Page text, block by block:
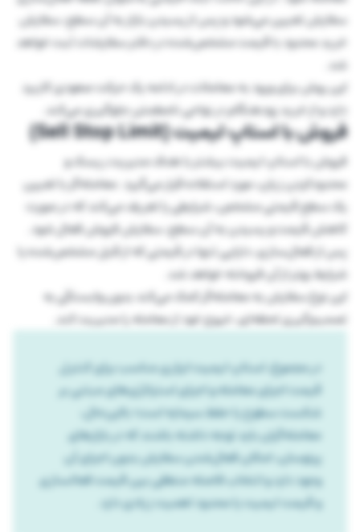
سفارش تعیین می‌شود و پس از رسیدن بازار به آن سطح، سفارش
خرید محدود با قیمت مشخص‌شده در دفتر سفارشات ثبت خواهد
شد.
این روش برای ورود به معاملات در ادامه یک حرکت صعودی کاربرد
دارد و از خرید زودهنگام در نواحی نامطمئن جلوگیری می‌کند.
فروش با استاپ لیمیت (Sell Stop Limit)
فروش با استاپ لیمیت بیشتر با هدف مدیریت ریسک و
محدودکردن زیان، مورد استفاده قرار می‌گیرد. معامله‌گر با تعیین
یک سطح قیمتی مشخص، شرایطی را تعریف می‌کند که در صورت
کاهش قیمت و رسیدن به آن سطح، سفارش فروش فعال شود.
پس از فعال‌سازی، دارایی تنها در قیمتی که از قبل مشخص‌شده یا
شرایط بهتر از آن فروخته خواهد شد.
این نوع سفارش به معامله‌گر کمک می‌کند بدون وابستگی به
تصمیم‌گیری لحظه‌ای، خروج خود از معامله را مدیریت کند.
در مجموع، استاپ لیمیت ابزاری مناسب برای کنترل
قیمت اجرای معامله و اجرای استراتژی‌های مبتنی بر
شکست سطوح یا حفظ سرمایه است؛ بااین‌حال،
معامله‌گران باید توجه داشته باشند که در بازارهای
پرنوسان، امکان فعال‌شدن سفارش بدون اجرای آن
وجود دارد و انتخاب فاصله منطقی بین قیمت فعالسازی
و قیمت لیمیت یا محدود اهمیت زیادی دارد.